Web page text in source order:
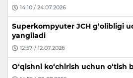
14:10 / 24.07.2026
Superkompyuter JCH g‘olibligi
yangiladi
12:57 / 12.07.2026
O‘qishni ko‘chirish uchun